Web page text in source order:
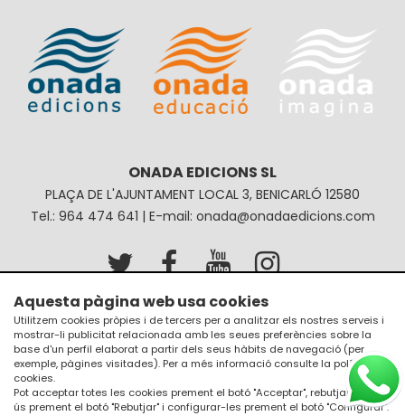
ONADA EDICIONS SL
PLAÇA DE L'AJUNTAMENT LOCAL 3, BENICARLÓ 12580
Tel.: 964 474 641 | E-mail: onada@onadaedicions.com
Avís legal
Política de privacitat
Política de galetes
Condicions de compra
Aquesta pàgina web usa cookies
Utilitzem cookies pròpies i de tercers per a analitzar els nostres serveis i
mostrar-li publicitat relacionada amb les seues preferències sobre la
base d'un perfil elaborat a partir dels seus hàbits de navegació (per
exemple, pàgines visitades). Per a més informació consulte la política de
cookies.
Pot acceptar totes les cookies prement el botó "Acceptar", rebutjar el seu
ús prement el botó "Rebutjar" i configurar-les prement el botó "Configurar".